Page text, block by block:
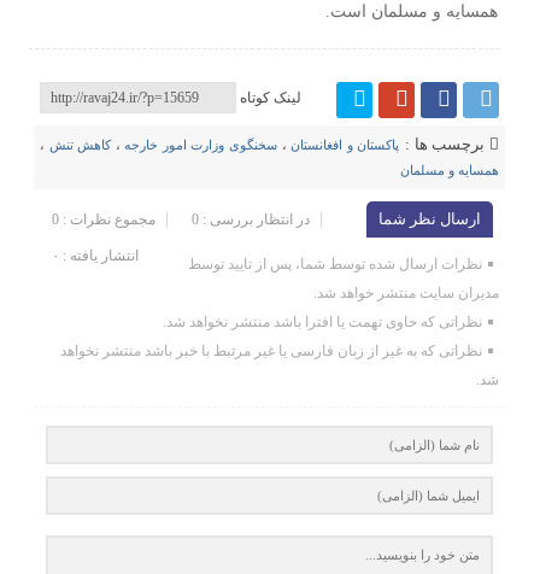
همسایه و مسلمان است.
لینک کوتاه
برچسب ها : پاکستان و افغانستان، سخنگوی وزارت امور خارجه،کاهش تنش ،
همسایه و مسلمان
ارسال نظر شما مجموع نظرات : 0 در انتظار بررسی : 0
انتشار یافته : ۰
نظرات ارسال شده توسط شما، پس از تایید توسط
مدیران سایت منتشر خواهد شد.
نظراتی که حاوی تهمت یا افترا باشد منتشر نخواهد شد.
نظراتی که به غیر از زبان فارسی یا غیر مرتبط با خبر باشد منتشر نخواهد
شد.